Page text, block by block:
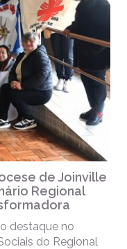
de Joinville
Regional
destaque no
do Regional